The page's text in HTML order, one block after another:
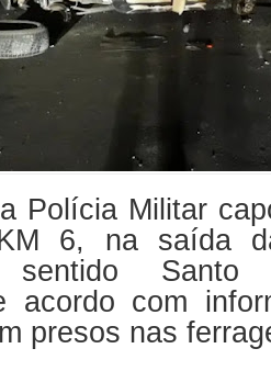
Polícia Militar
6, na saída
sentido
acordo com
presos nas